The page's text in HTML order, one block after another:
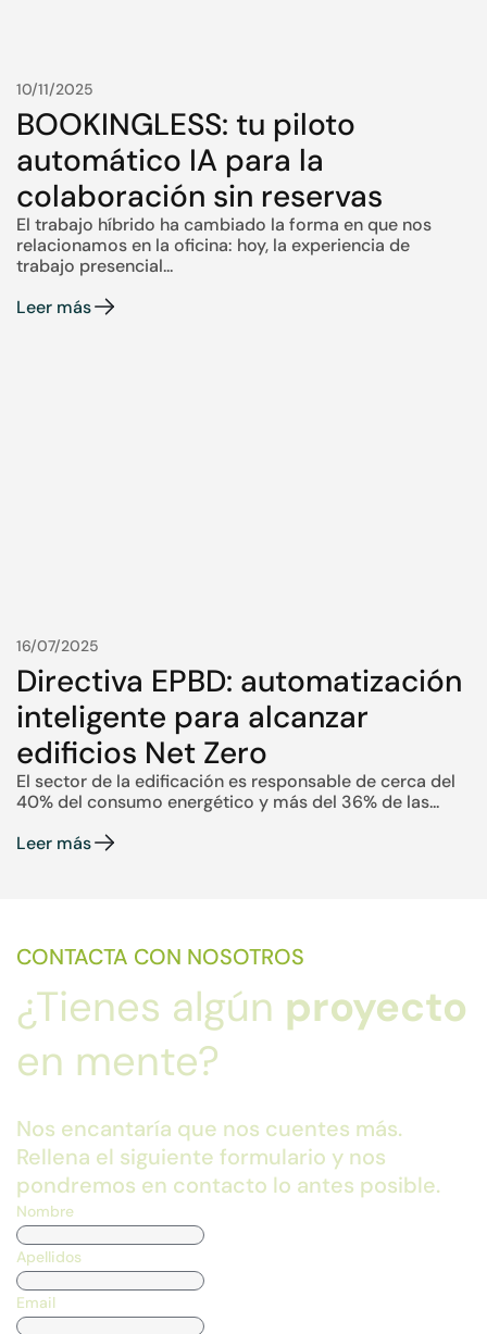
10/11/2025
BOOKINGLESS: tu piloto
automático IA para la
colaboración sin reservas
El trabajo híbrido ha cambiado la forma en que nos
relacionamos en la oficina: hoy, la experiencia de
trabajo presencial...
Leer más
16/07/2025
Directiva EPBD: automatización
inteligente para alcanzar
edificios Net Zero
El sector de la edificación es responsable de cerca del
40% del consumo energético y más del 36% de las...
Leer más
CONTACTA CON NOSOTROS
¿Tienes algún proyecto
en mente?
Nos encantaría que nos cuentes más.
Rellena el siguiente formulario y nos
pondremos en contacto lo antes posible.
Nombre
Apellidos
Email